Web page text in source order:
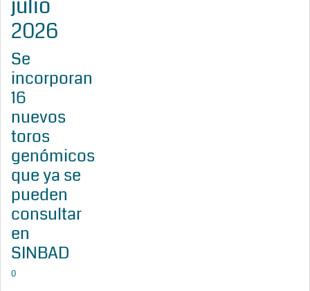
julio
2026
Se
incorporan
16
nuevos
toros
genómicos
que ya se
pueden
consultar
en
SINBAD
0